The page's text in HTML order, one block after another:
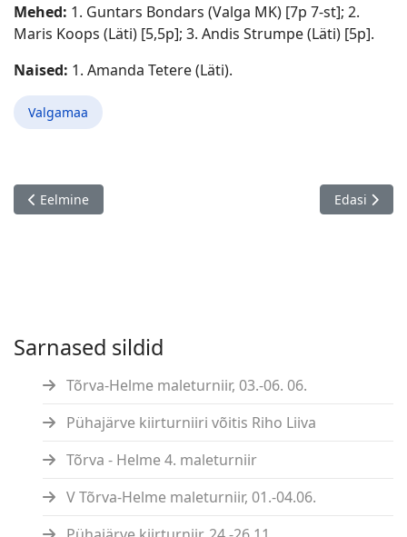
Mehed: 1. Guntars Bondars (Valga MK) [7p 7-st]; 2.
Maris Koops (Läti) [5,5p]; 3. Andis Strumpe (Läti) [5p].
Naised: 1. Amanda Tetere (Läti).
Valgamaa
Eelmine artikkel: Kalevi firmaspordi meistrivõistlused males
Eelmine Järgmine
Edasi
Sarnased sildid
Tõrva-Helme maleturniir, 03.-06. 06.
Pühajärve kiirturniiri võitis Riho Liiva
Tõrva - Helme 4. maleturniir
V Tõrva-Helme maleturniir, 01.-04.06.